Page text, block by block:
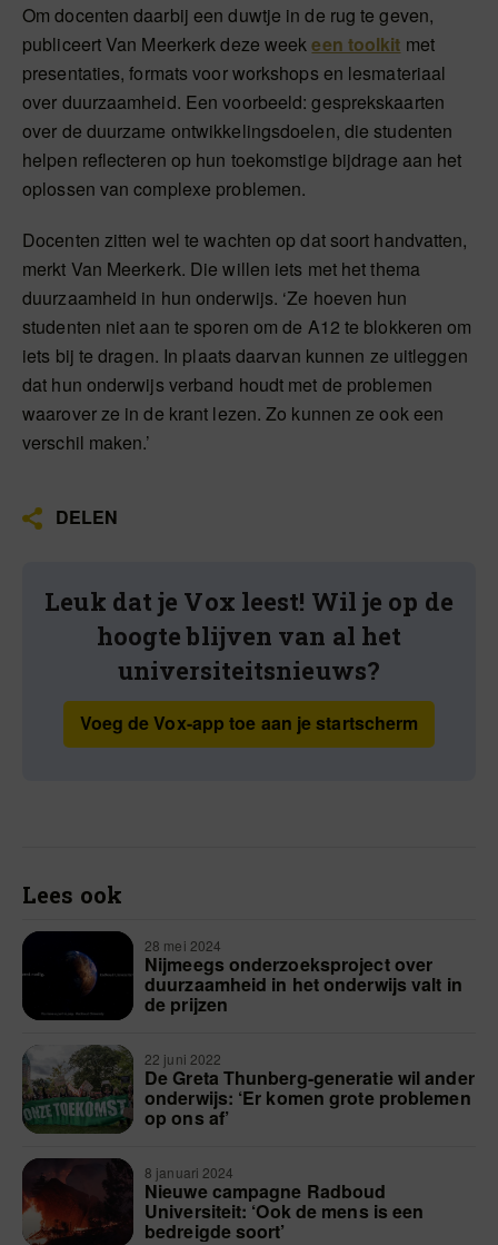
Om docenten daarbij een duwtje in de rug te geven,
publiceert Van Meerkerk deze weekeen toolkit met
presentaties, formats voor workshops en lesmateriaal
over duurzaamheid. Een voorbeeld: gesprekskaarten
over de duurzame ontwikkelingsdoelen, die studenten
helpen reflecteren op hun toekomstige bijdrage aan het
oplossen van complexe problemen.
Docenten zitten wel te wachten op dat soort handvatten,
merkt Van Meerkerk. Die willen iets met het thema
duurzaamheid in hun onderwijs. ‘Ze hoeven hun
studenten niet aan te sporen om de A12 te blokkeren om
iets bij te dragen. In plaats daarvan kunnen ze uitleggen
dat hun onderwijs verband houdt met de problemen
waarover ze in de krant lezen. Zo kunnen ze ook een
verschil maken.’
DELEN
Leuk dat je Vox leest! Wil je op de
hoogte blijven van al het
universiteitsnieuws?
Voeg de Vox-app toe aan je startscherm
Lees ook
28 mei 2024
Nijmeegs onderzoeksproject over
duurzaamheid in het onderwijs valt in
de prijzen
22 juni 2022
De Greta Thunberg-generatie wil ander
onderwijs: ‘Er komen grote problemen
op ons af’
8 januari 2024
Nieuwe campagne Radboud
Universiteit: ‘Ook de mens is een
bedreigde soort’